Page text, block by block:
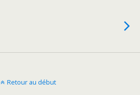
Retour au début